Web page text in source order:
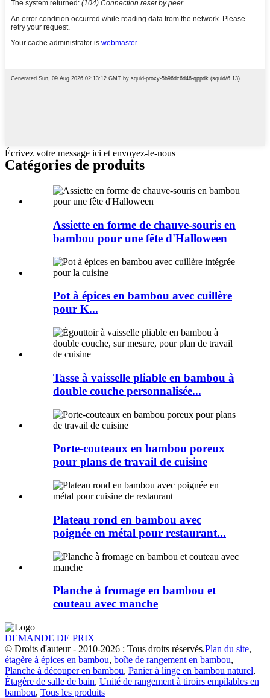
Écrivez votre message ici et envoyez-le-nous
Catégories de produits
Assiette en forme de chauve-souris en
bambou pour une fête d'Halloween
Pot à épices en bambou avec cuillère
pour K...
Tasse à vaisselle pliable en bambou à
double couche personnalisée...
Porte-couteaux en bambou poreux
pour plans de travail de cuisine
Plateau rond en bambou avec
poignée en métal pour restaurant...
Planche à fromage en bambou et
couteau avec manche
DEMANDE DE PRIX
© Droits d'auteur - 2010-2026 : Tous droits réservés.Plan du site,
étagère à épices en bambou, boîte de rangement en bambou,
Planche à découper en bambou, Panier à linge en bambou naturel,
Étagère de salle de bain, Unité de rangement à tiroirs empilables en
bambou, Tous les produits